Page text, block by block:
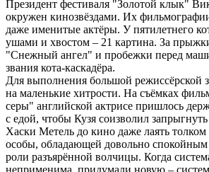
Президент фестиваля "Золотой клык"
окружен кинозвёздами. Их
даже именитые актёры. У пятилетнего
ушами и хвостом – 21 картина. За
"Снежный ангел" и пробежки перед
звания кота-каскадёра.
Для выполнения большой режиссёрской
на маленькие хитрости. На съёмках
серы" английской актрисе пришлось
с едой, чтобы Кузя соизволил
Хаски Метель до кино даже лаять толком
особы, обладающей довольно спокойным
роли разъярённой волчицы. Когда